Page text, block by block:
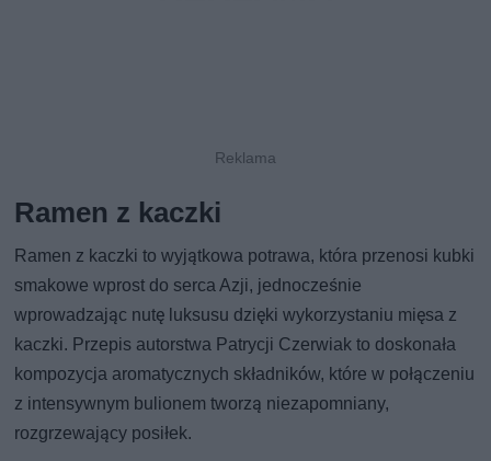
Ramen z kaczki
Ramen z kaczki to wyjątkowa potrawa, która przenosi kubki
smakowe wprost do serca Azji, jednocześnie
wprowadzając nutę luksusu dzięki wykorzystaniu mięsa z
kaczki. Przepis autorstwa Patrycji Czerwiak to doskonała
kompozycja aromatycznych składników, które w połączeniu
z intensywnym bulionem tworzą niezapomniany,
rozgrzewający posiłek.